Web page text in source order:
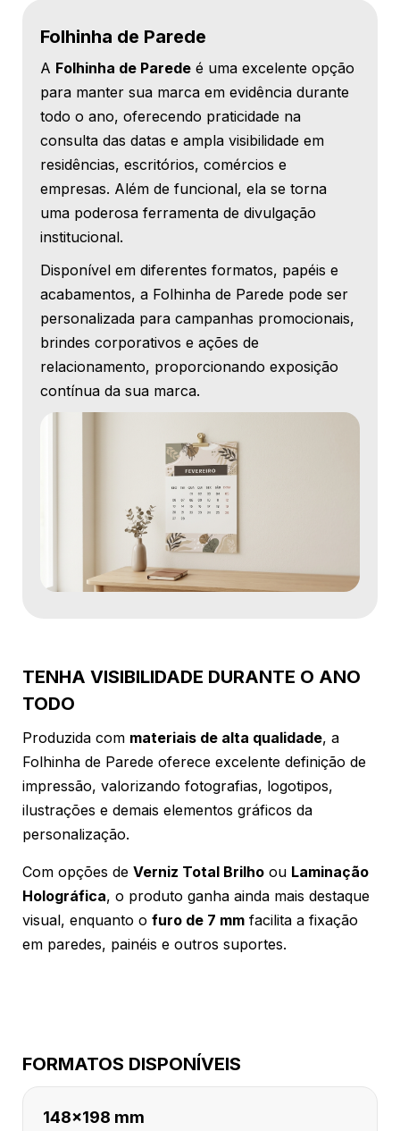
Folhinha de Parede
A Folhinha de Parede é uma excelente opção
para manter sua marca em evidência durante
todo o ano, oferecendo praticidade na
consulta das datas e ampla visibilidade em
residências, escritórios, comércios e
empresas. Além de funcional, ela se torna
uma poderosa ferramenta de divulgação
institucional.
Disponível em diferentes formatos, papéis e
acabamentos, a Folhinha de Parede pode ser
personalizada para campanhas promocionais,
brindes corporativos e ações de
relacionamento, proporcionando exposição
contínua da sua marca.
TENHA VISIBILIDADE DURANTE O ANO
TODO
Produzida com materiais de alta qualidade, a
Folhinha de Parede oferece excelente definição de
impressão, valorizando fotografias, logotipos,
ilustrações e demais elementos gráficos da
personalização.
Com opções de Verniz Total Brilho ou Laminação
Holográfica, o produto ganha ainda mais destaque
visual, enquanto o furo de 7 mm facilita a fixação
em paredes, painéis e outros suportes.
FORMATOS DISPONÍVEIS
148x198 mm